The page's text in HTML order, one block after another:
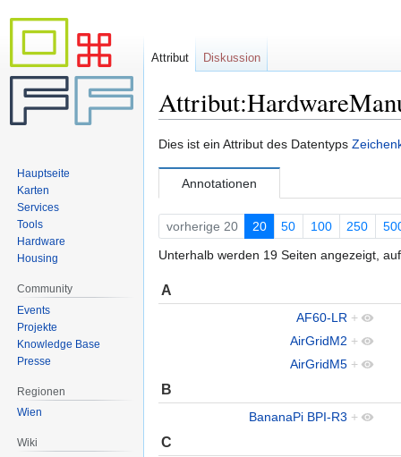
Zur
springen
Zur
springen
Dies ist ein Attribut des Datentyps
Annotationen
vorherige 20 20 50 100 250
Unterhalb werden 19 Seiten angezeigt,
A
AF60-LR +
AirGridM2 +
AirGridM5 +
B
BananaPi BPI-R3 +
C
Attribut Diskussion
Hauptseite
Karten
Services
Tools
Hardware
Housing
Community
Events
Projekte
Knowledge Base
Presse
Regionen
Wien
Wiki